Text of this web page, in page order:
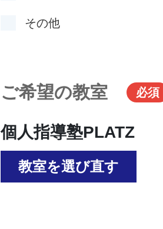
その他
ご希望の教室 必須
個人指導塾PLATZ
教室を選び直す